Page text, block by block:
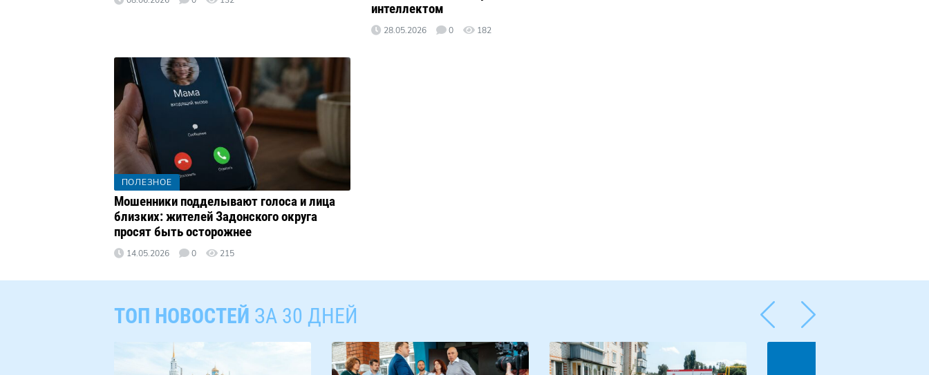
интеллектом
28.05.2026 0 182
ПОЛЕЗНОЕ
Мошенники подделывают голоса и лица
близких: жителей Задонского округа
просят быть осторожнее
14.05.2026 0 215
ТОП НОВОСТЕЙ ЗА 30 ДНЕЙ